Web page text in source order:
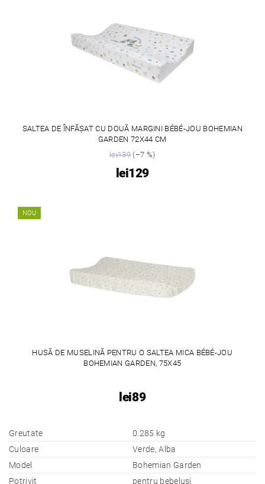
SALTEA DE ÎNFĂȘAT CU DOUĂ MARGINI BÉBÉ-JOU BOHEMIAN
GARDEN 72X44 CM
lei139 (–7 %)
lei129
NOU
HUSĂ DE MUSELINĂ PENTRU O SALTEA MICA BÉBÉ-JOU
BOHEMIAN GARDEN, 75X45
lei89
Greutate
0.285 kg
Culoare
Verde, Alba
Model
Bohemian Garden
Potrivit
pentru bebelusi